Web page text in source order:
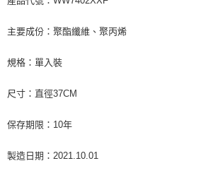
主要成份：聚酯纖維、聚丙烯
規格：單入裝
尺寸：直徑37CM
保存期限：10年
製造日期：2021.10.01